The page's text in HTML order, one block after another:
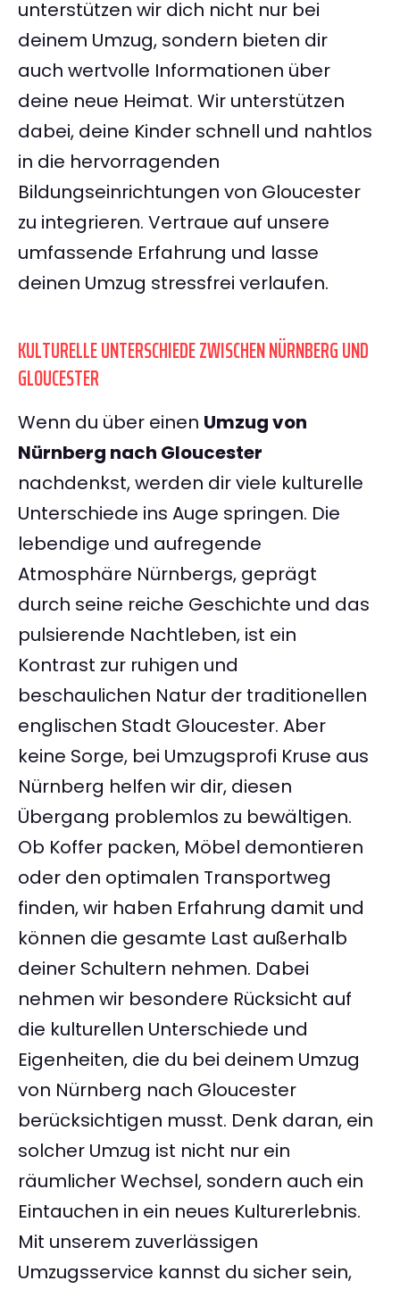
unterstützen wir dich nicht nur bei
deinem Umzug, sondern bieten dir
auch wertvolle Informationen über
deine neue Heimat. Wir unterstützen
dabei, deine Kinder schnell und nahtlos
in die hervorragenden
Bildungseinrichtungen von Gloucester
zu integrieren. Vertraue auf unsere
umfassende Erfahrung und lasse
deinen Umzug stressfrei verlaufen.
KULTURELLE UNTERSCHIEDE ZWISCHEN NÜRNBERG UND
GLOUCESTER
Wenn du über einen Umzug von
Nürnberg nach Gloucester
nachdenkst, werden dir viele kulturelle
Unterschiede ins Auge springen. Die
lebendige und aufregende
Atmosphäre Nürnbergs, geprägt
durch seine reiche Geschichte und das
pulsierende Nachtleben, ist ein
Kontrast zur ruhigen und
beschaulichen Natur der traditionellen
englischen Stadt Gloucester. Aber
keine Sorge, bei Umzugsprofi Kruse aus
Nürnberg helfen wir dir, diesen
Übergang problemlos zu bewältigen.
Ob Koffer packen, Möbel demontieren
oder den optimalen Transportweg
finden, wir haben Erfahrung damit und
können die gesamte Last außerhalb
deiner Schultern nehmen. Dabei
nehmen wir besondere Rücksicht auf
die kulturellen Unterschiede und
Eigenheiten, die du bei deinem Umzug
von Nürnberg nach Gloucester
berücksichtigen musst. Denk daran, ein
solcher Umzug ist nicht nur ein
räumlicher Wechsel, sondern auch ein
Eintauchen in ein neues Kulturerlebnis.
Mit unserem zuverlässigen
Umzugsservice kannst du sicher sein,